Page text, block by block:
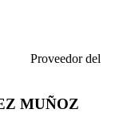
Proveedor del
MUÑOZ